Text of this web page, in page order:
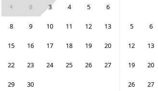
1 2 3 4 5 6
8 9 10 11 12 13
15 16 17 18 19 20
22 23 24 25 26 27
29 30
5 6
12 13
19 20
26 27